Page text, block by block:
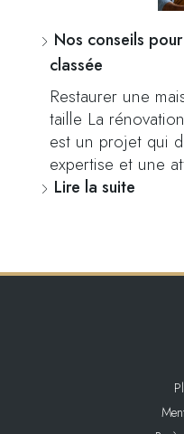
Nos conseils
classée
Restaurer une
taille La
est un projet qui
expertise et une
Lire la suite